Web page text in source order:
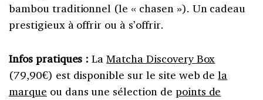
bambou traditionnel (le « chasen »). Un cadeau
prestigieux à offrir ou à s’offrir.
Infos pratiques : LaMatcha Discovery Box
(79,90€) est disponible sur le site web dela
marque ou dans une sélection de points de